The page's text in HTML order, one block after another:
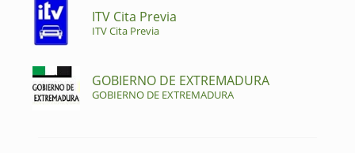
ITV Cita Previa
ITV Cita Previa
GOBIERNO DE EXTREMADURA
GOBIERNO DE EXTREMADURA